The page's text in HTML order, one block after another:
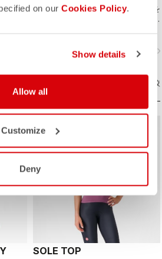
on our Cookies Policy.
Show details
Allow all
Customize
Deny
ージを
ラーを
機能性の高いパフォーマンスジャージを
ベースに、特徴的なストライプ柄を加え
商品比較
40% OFF
SOLE TOP